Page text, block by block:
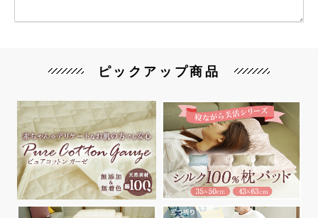
ピックアップ商品